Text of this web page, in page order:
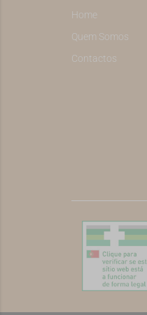
Home
Quem Somos
Contactos